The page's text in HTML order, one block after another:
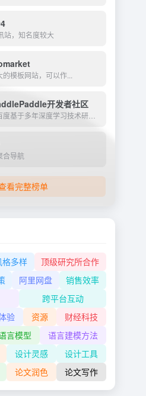
站，知名度较大
模板网站，可以作...
开发者社区
合导航
看完整榜单
格多样
顶级研究所合作
阿里网盘
销售效率
跨平台互动
验
资源
财经科技
言模型
语言建模方法
设计灵感
设计工具
论文润色 论文写作